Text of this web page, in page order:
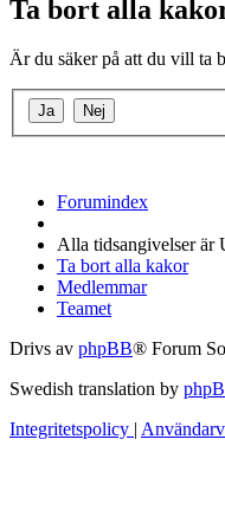
Ta bort alla
Är du säker på att du vill ta
Forumindex
Alla tidsangivelser är
Ta bort alla kakor
Medlemmar
Teamet
Drivs av phpBB® Forum
Swedish translation by
Integritetspolicy |